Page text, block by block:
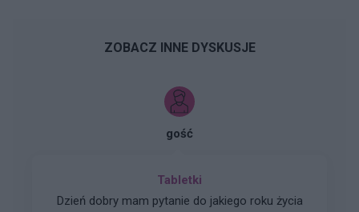
ZOBACZ INNE DYSKUSJE
gość
Tabletki
Dzień dobry mam pytanie do jakiego roku życia